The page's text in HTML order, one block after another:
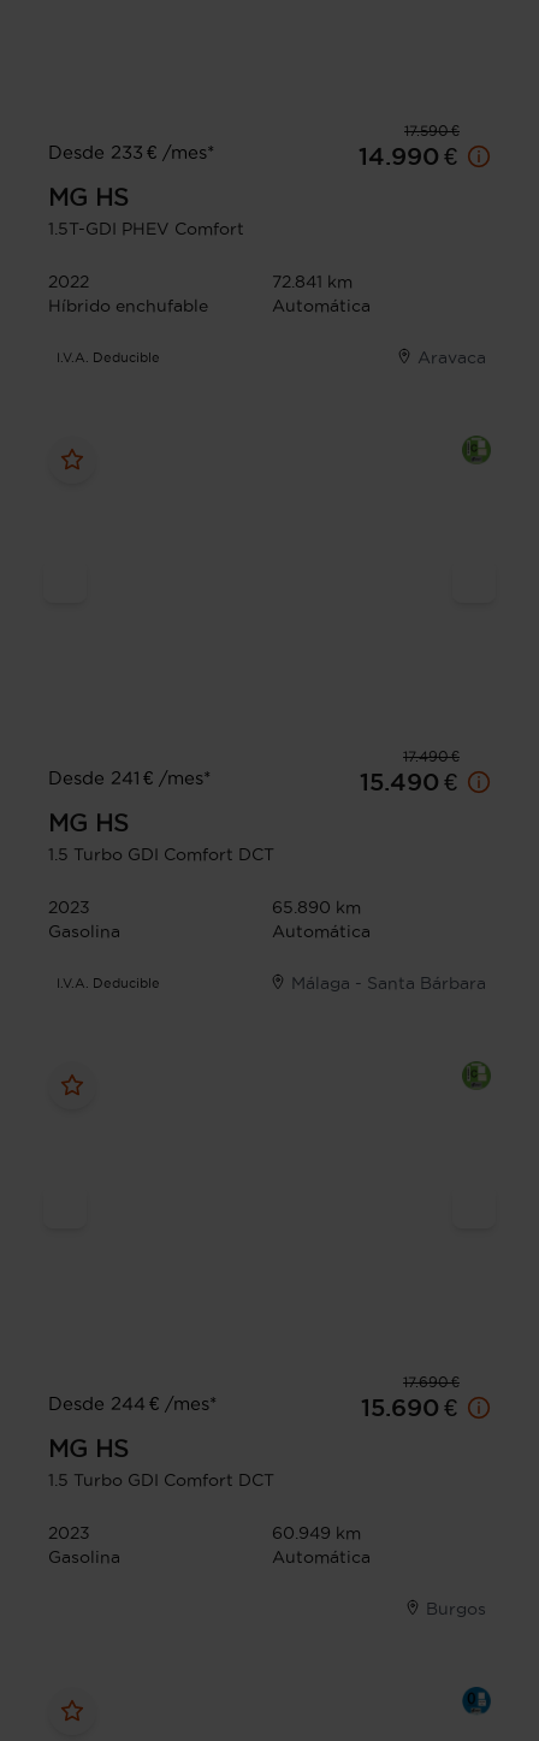
17.590 €
Desde 233 € /mes*
14.990 €
MG HS
1.5T-GDI PHEV Comfort
2022
72.841 km
Híbrido enchufable
Automática
I.V.A. Deducible Aravaca
17.490 €
Desde 241 € /mes*
15.490 €
MG HS
1.5 Turbo GDI Comfort DCT
2023
65.890 km
Gasolina
Automática
I.V.A. Deducible Málaga - Santa Bárbara
17.690 €
Desde 244 € /mes*
15.690 €
MG HS
1.5 Turbo GDI Comfort DCT
2023
60.949 km
Gasolina
Automática
Burgos